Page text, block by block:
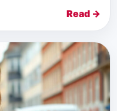
Read →